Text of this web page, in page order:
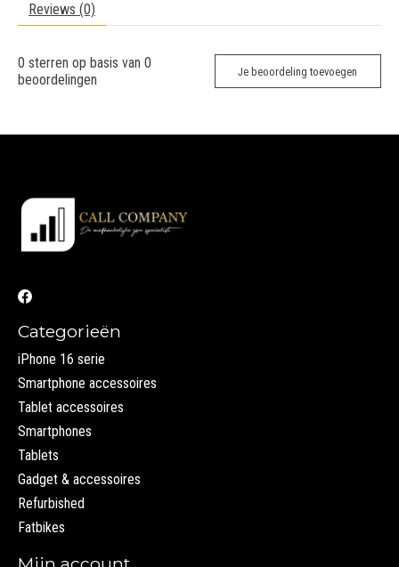
Reviews (0)
0 sterren op basis van 0
beoordelingen
Je beoordeling toevoegen
Categorieën
iPhone 16 serie
Smartphone accessoires
Tablet accessoires
Smartphones
Tablets
Gadget & accessoires
Refurbished
Fatbikes